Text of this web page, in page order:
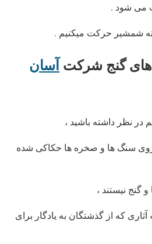
شمشیر حرکت میکنیم .
گنج شرکتآسان
در نظر داشته باشید ،
روی سنگ ها و صخره ها حکاکی شده
گنج نیستند ،
که از گذشتگان به یادگار برای